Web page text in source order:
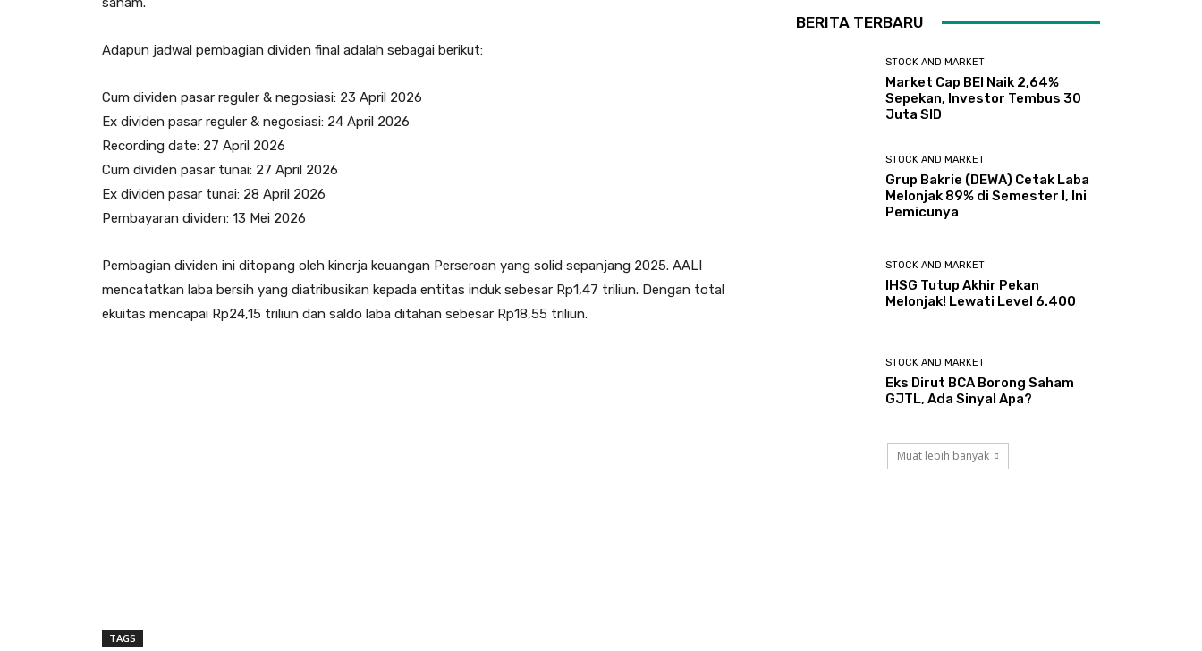
Adapun jadwal pembagian dividen final adalah sebagai berikut:
Cum dividen pasar reguler & negosiasi: 23 April 2026
Ex dividen pasar reguler & negosiasi: 24 April 2026
Recording date: 27 April 2026
Cum dividen pasar tunai: 27 April 2026
Ex dividen pasar tunai: 28 April 2026
Pembayaran dividen: 13 Mei 2026
Pembagian dividen ini ditopang oleh kinerja keuangan Perseroan yang solid sepanjang 2025. AALI
mencatatkan laba bersih yang diatribusikan kepada entitas induk sebesar Rp1,47 triliun. Dengan total
ekuitas mencapai Rp24,15 triliun dan saldo laba ditahan sebesar Rp18,55 triliun.
TAGS
BERITA TERBARU
STOCK AND MARKET
Market Cap BEI Naik 2,64%
Sepekan, Investor Tembus 30
Juta SID
STOCK AND MARKET
Grup Bakrie (DEWA) Cetak Laba
Melonjak 89% di Semester I, Ini
Pemicunya
STOCK AND MARKET
IHSG Tutup Akhir Pekan
Melonjak! Lewati Level 6.400
STOCK AND MARKET
Eks Dirut BCA Borong Saham
GJTL, Ada Sinyal Apa?
Muat lebih banyak